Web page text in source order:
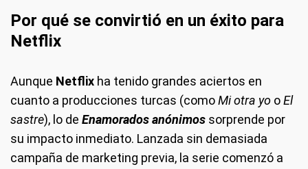
Por qué se convirtió en un éxito para
Netflix
Aunque Netflix ha tenido grandes aciertos en
cuanto a producciones turcas (comoMi otra yo oEl
sastre), lo de Enamorados anónimos sorprende por
su impacto inmediato. Lanzada sin demasiada
campaña de marketing previa, la serie comenzó a